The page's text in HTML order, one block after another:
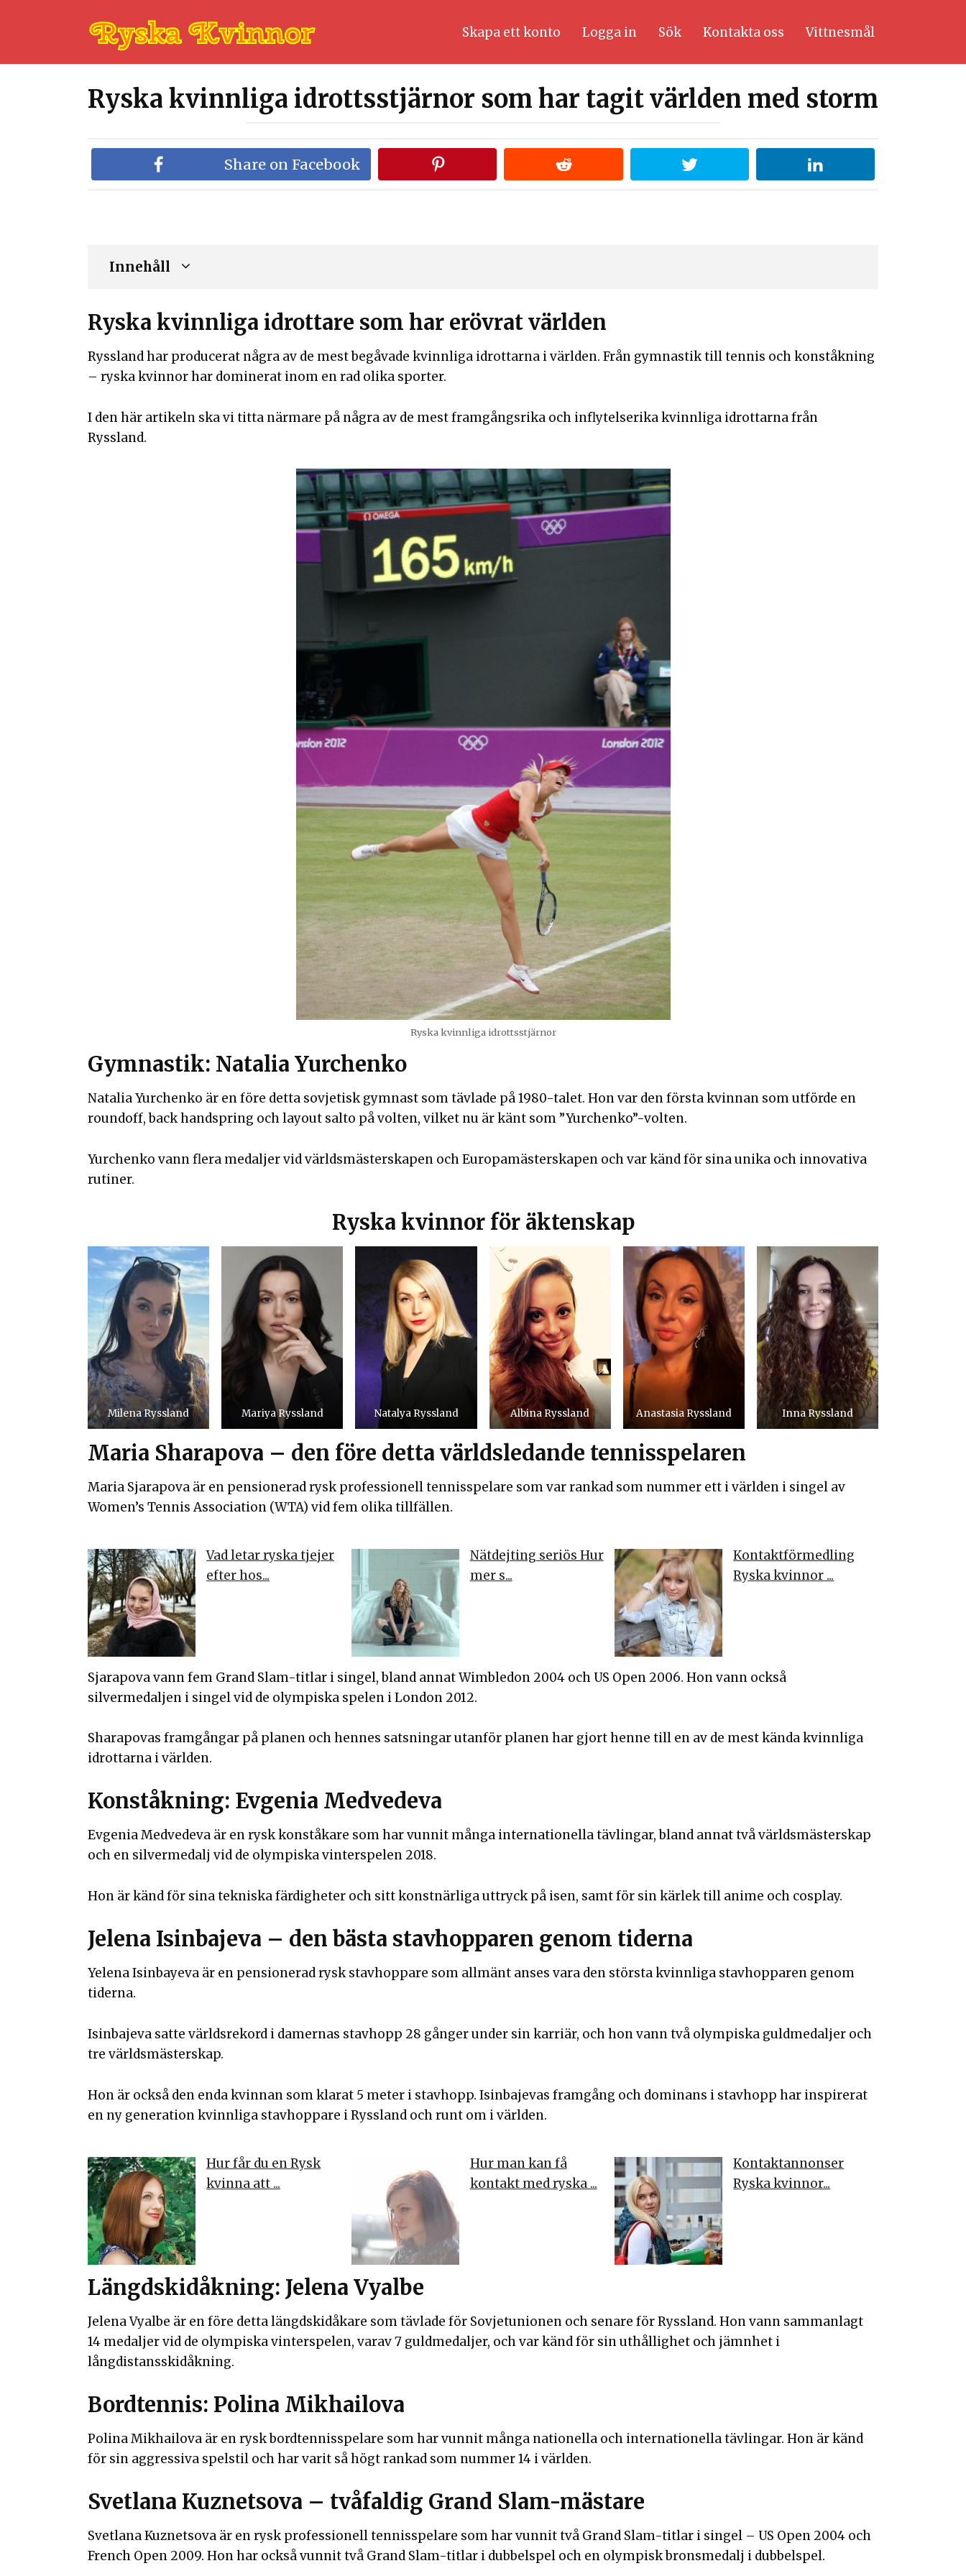
Skapa ett konto Logga in Sök Kontakta oss Vittnesmål
Ryska kvinnliga idrottsstjärnor som har tagit världen med storm
Share on Facebook
Innehåll
Ryska kvinnliga idrottare som har erövrat världen
Ryssland har producerat några av de mest begåvade kvinnliga idrottarna i världen. Från gymnastik till tennis och konståkning
– ryska kvinnor har dominerat inom en rad olika sporter.
I den här artikeln ska vi titta närmare på några av de mest framgångsrika och inflytelserika kvinnliga idrottarna från
Ryssland.
Ryska kvinnliga idrottsstjärnor
Gymnastik: Natalia Yurchenko
Natalia Yurchenko är en före detta sovjetisk gymnast som tävlade på 1980-talet. Hon var den första kvinnan som utförde en
roundoff, back handspring och layout salto på volten, vilket nu är känt som ”Yurchenko”-volten.
Yurchenko vann flera medaljer vid världsmästerskapen och Europamästerskapen och var känd för sina unika och innovativa
rutiner.
Ryska kvinnor för äktenskap
Milena Ryssland Mariya Ryssland Natalya Ryssland Albina Ryssland Anastasia Ryssland Inna Ryssland
Maria Sharapova – den före detta världsledande tennisspelaren
Maria Sjarapova är en pensionerad rysk professionell tennisspelare som var rankad som nummer ett i världen i singel av
Women’s Tennis Association (WTA) vid fem olika tillfällen.
Vad letar ryska tjejer
efter hos...
Nätdejting seriös Hur
mer s...
Kontaktförmedling
Ryska kvinnor ...
Sjarapova vann fem Grand Slam-titlar i singel, bland annat Wimbledon 2004 och US Open 2006. Hon vann också
silvermedaljen i singel vid de olympiska spelen i London 2012.
Sharapovas framgångar på planen och hennes satsningar utanför planen har gjort henne till en av de mest kända kvinnliga
idrottarna i världen.
Konståkning: Evgenia Medvedeva
Evgenia Medvedeva är en rysk konståkare som har vunnit många internationella tävlingar, bland annat två världsmästerskap
och en silvermedalj vid de olympiska vinterspelen 2018.
Hon är känd för sina tekniska färdigheter och sitt konstnärliga uttryck på isen, samt för sin kärlek till anime och cosplay.
Jelena Isinbajeva – den bästa stavhopparen genom tiderna
Yelena Isinbayeva är en pensionerad rysk stavhoppare som allmänt anses vara den största kvinnliga stavhopparen genom
tiderna.
Isinbajeva satte världsrekord i damernas stavhopp 28 gånger under sin karriär, och hon vann två olympiska guldmedaljer och
tre världsmästerskap.
Hon är också den enda kvinnan som klarat 5 meter i stavhopp. Isinbajevas framgång och dominans i stavhopp har inspirerat
en ny generation kvinnliga stavhoppare i Ryssland och runt om i världen.
Hur får du en Rysk
kvinna att ...
Hur man kan få
kontakt med ryska ...
Kontaktannonser
Ryska kvinnor...
Längdskidåkning: Jelena Vyalbe
Jelena Vyalbe är en före detta längdskidåkare som tävlade för Sovjetunionen och senare för Ryssland. Hon vann sammanlagt
14 medaljer vid de olympiska vinterspelen, varav 7 guldmedaljer, och var känd för sin uthållighet och jämnhet i
långdistansskidåkning.
Bordtennis: Polina Mikhailova
Polina Mikhailova är en rysk bordtennisspelare som har vunnit många nationella och internationella tävlingar. Hon är känd
för sin aggressiva spelstil och har varit så högt rankad som nummer 14 i världen.
Svetlana Kuznetsova – tvåfaldig Grand Slam-mästare
Svetlana Kuznetsova är en rysk professionell tennisspelare som har vunnit två Grand Slam-titlar i singel – US Open 2004 och
French Open 2009. Hon har också vunnit två Grand Slam-titlar i dubbelspel och en olympisk bronsmedalj i dubbelspel.